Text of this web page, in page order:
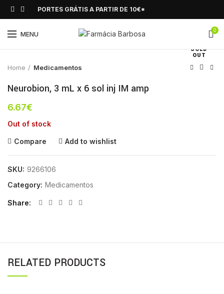
PORTES GRÁTIS A PARTIR DE 10€*
MENU 0
SOLD
OUT
Click to enlarge
Home Medicamentos
Neurobion, 3 mL x 6 sol inj IM amp
6.67€
Out of stock
Compare Add to wishlist
SKU: 9266106
Category: Medicamentos
Share
RELATED PRODUCTS